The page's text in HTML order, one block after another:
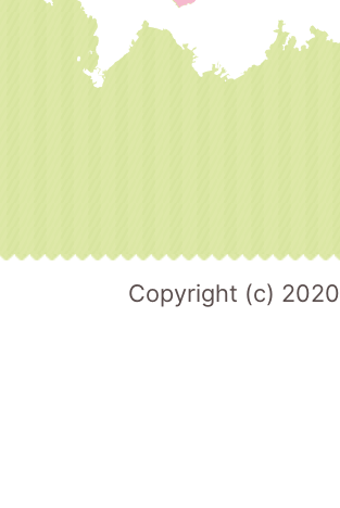
Copyright (c)